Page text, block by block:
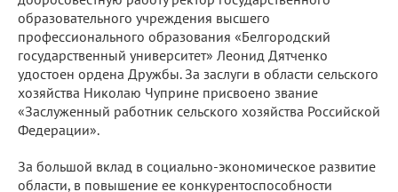
образовательного учреждения высшего
профессионального образования «Белгородский
государственный университет» Леонид Дятченко
удостоен ордена Дружбы. За заслуги в области сельского
хозяйства Николаю Чуприне присвоено звание
«Заслуженный работник сельского хозяйства Российской
Федерации».
За большой вклад в социально-экономическое развитие
области, в повышение ее конкурентоспособности